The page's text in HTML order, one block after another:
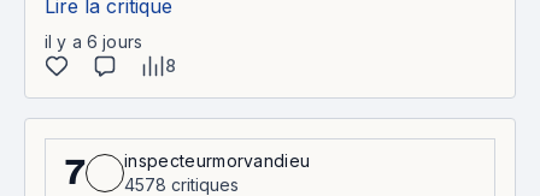
Lire la critique
il y a 6 jours
8
7
inspecteurmorvandieu
4578 critiques